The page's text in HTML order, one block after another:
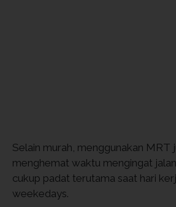
Selain murah, menggunakan MRT
menghemat waktu mengingat
cukup padat terutama saat hari
weekedays.